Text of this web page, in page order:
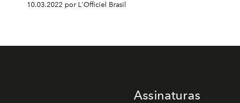
10.03.2022 por L'Officiel Brasil
Assinaturas